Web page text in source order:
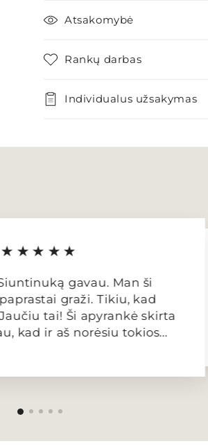
Atsakomybė
Rankų darbas
Individualus užsakymas